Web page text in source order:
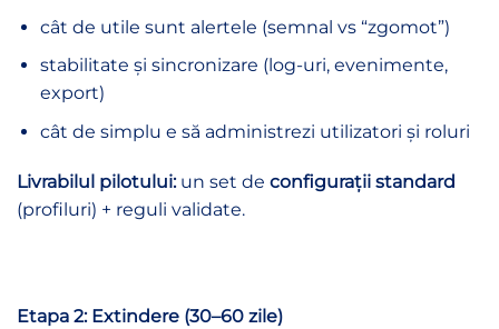
cât de utile sunt alertele (semnal vs “zgomot”)
stabilitate și sincronizare (log-uri, evenimente,
export)
cât de simplu e să administrezi utilizatori și roluri
Livrabilul pilotului:un set de configurații standard
(profiluri) + reguli validate.
Etapa 2: Extindere (30–60 zile)